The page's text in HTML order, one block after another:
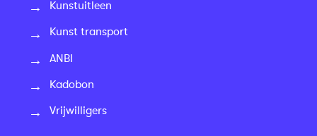
Kunstuitleen
Kunst transport
ANBI
Kadobon
Vrijwilligers